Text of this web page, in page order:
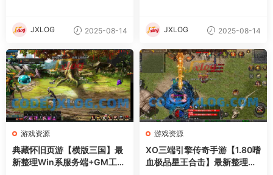
JXLOG 2025-08-14 JXLOG 2025-08-14
游戏资源
典藏怀旧页游【横版三国】最
新整理Win系服务端+GM工具
游戏资源
XO三端引擎传奇手游【1.80嗜
血极品星王合击】最新整理Wi